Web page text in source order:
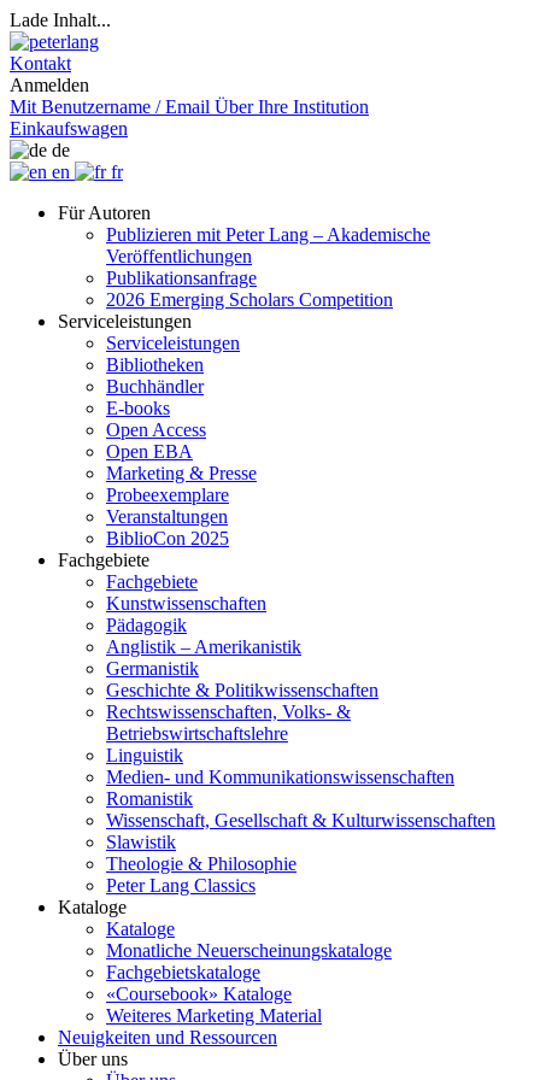
Lade Inhalt...
Kontakt
Anmelden
Mit Benutzername / Email Über Ihre Institution
Einkaufswagen
de
en
fr
Für Autoren
Publizieren mit Peter Lang – Akademische
Veröffentlichungen
Publikationsanfrage
2026 Emerging Scholars Competition
Serviceleistungen
Serviceleistungen
Bibliotheken
Buchhändler
E-books
Open Access
Open EBA
Marketing & Presse
Probeexemplare
Veranstaltungen
BiblioCon 2025
Fachgebiete
Fachgebiete
Kunstwissenschaften
Pädagogik
Anglistik – Amerikanistik
Germanistik
Geschichte & Politikwissenschaften
Rechtswissenschaften, Volks- &
Betriebswirtschaftslehre
Linguistik
Medien- und Kommunikationswissenschaften
Romanistik
Wissenschaft, Gesellschaft & Kulturwissenschaften
Slawistik
Theologie & Philosophie
Peter Lang Classics
Kataloge
Kataloge
Monatliche Neuerscheinungskataloge
Fachgebietskataloge
«Coursebook» Kataloge
Weiteres Marketing Material
Neuigkeiten und Ressourcen
Über uns